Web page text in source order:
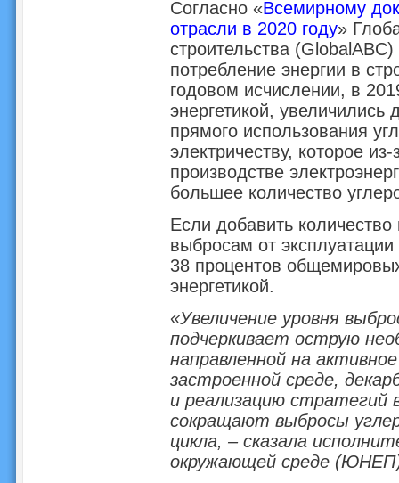
Согласно «Всемирному
отрасли в 2020 году»
строительства
потребление энергии в
годовом исчислении, в
энергетикой,
прямого использования
электричеству, которое
производстве
большее количество
Если добавить
выбросам от
38 процентов
энергетикой.
«Увеличение уровня
подчеркивает острую
направленной на
застроенной среде,
и реализацию стратегий
сокращают выбросы
цикла, – сказала
окружающей среде